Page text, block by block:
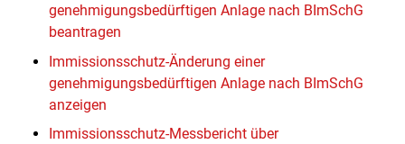
genehmigungsbedürftigen Anlage nach BImSchG
beantragen
Immissionsschutz-Änderung einer
genehmigungsbedürftigen Anlage nach BImSchG
anzeigen
Immissionsschutz-Messbericht über